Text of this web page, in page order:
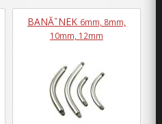
BANĂˇNEK 6mm, 8mm,
10mm, 12mm